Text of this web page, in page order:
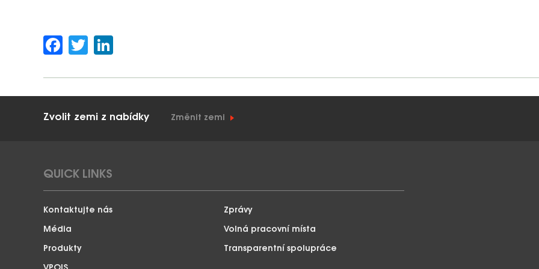
Facebook
Twitter
Zvolit zemi z nabídky Změnit zemi
QUICK LINKS
Kontaktujte nás Zprávy
Média Volná pracovní místa
Produkty Transparentní spolupráce